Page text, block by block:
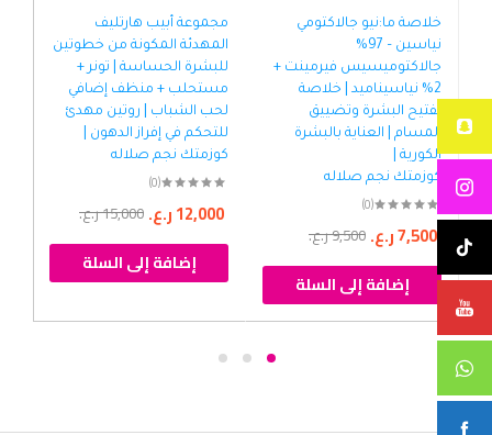
خلاصة ما:نيو جالاكتومي
نياسين – 97%
جالاكتوميسيس فيرمينت +
2% نياسيناميد | خلاصة
تفتيح البشرة وتضييق
المسام | العناية بالبشرة
الكورية |
كوزمتك نجم صلاله
(0)
9,500ر.ع. 7,500ر.ع.
إضافة إلى السلة
مجموعة أبيب هارتليف
المهدئة المكونة من خطوتين
للبشرة الحساسة | تونر +
مستحلب + منظف إضافي
لحب الشباب | روتين مهدئ
للتحكم في إفراز الدهون |
كوزمتك نجم صلاله
(0)
15,000ر.ع. 12,000ر.ع.
إضافة إلى السلة